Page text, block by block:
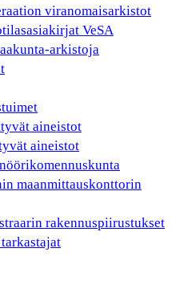
viranomaisarkistot
VeSA
arkistoja
aineistot
aineistot
maanmittauskonttorin
rakennuspiirustukset